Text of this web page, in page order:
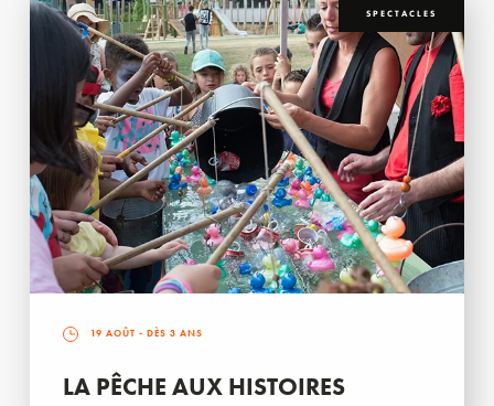
SPECTACLES
19 AOÛT - DÈS 3 ANS
LA PÊCHE AUX HISTOIRES